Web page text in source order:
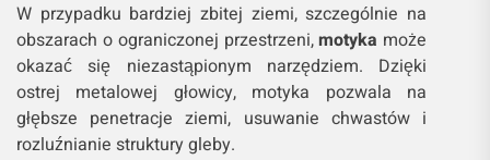
W przypadku bardziej zbitej ziemi, szczególnie na
obszarach o ograniczonej przestrzeni,motyka może
okazać się niezastąpionym narzędziem. Dzięki
ostrej metalowej głowicy, motyka pozwala na
głębsze penetracje ziemi, usuwanie chwastów i
rozluźnianie struktury gleby.